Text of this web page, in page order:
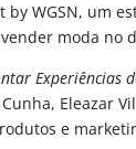
by WGSN, um
moda no
Experiências
Eleazar
e